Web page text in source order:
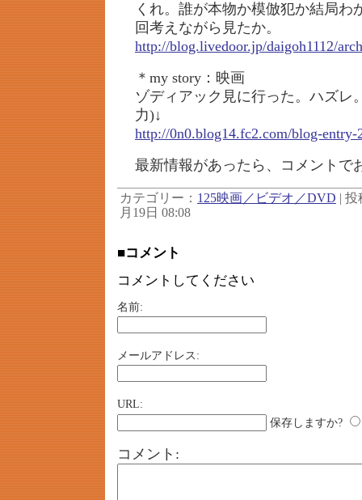
くれ。誰が本物か模倣犯か結局わ
回考えながら見たか。
http://blog.livedoor.jp/daigoh1112/
＊my story：映画
ゾディアック見に行った。ハズレ
力)↓
http://0n0.blog14.fc2.com/blog-entry-
最新情報があったら、コメントで
カテゴリー： 125映画／ビデオ／DVD | 投
月19日 08:08
■コメント
コメントしてください
名前:
メールアドレス:
URL:
保存しますか?
コメント: